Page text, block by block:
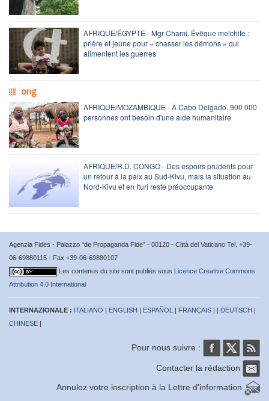
AFRIQUE/ÉGYPTE - Mgr Chami, Évêque melchite :
prière et jeûne pour « chasser les démons » qui
alimentent les guerres
ong
AFRIQUE/MOZAMBIQUE - À Cabo Delgado, 900 000
personnes ont besoin d'une aide humanitaire
AFRIQUE/R.D. CONGO - Des espoirs prudents pour
un retour à la paix au Sud-Kivu, mais la situation au
Nord-Kivu et en Ituri reste préoccupante
Agenzia Fides - Palazzo “de Propaganda Fide” - 00120 - Città del Vaticano Tel. +39-
06-69880115 - Fax +39-06-69880107
Les contenus du site sont publiés sous Licence Creative Commons
Attribution 4.0 International
INTERNAZIONALE : ITALIANO | ENGLISH | ESPAÑOL | FRANÇAIS | | DEUTSCH |
CHINESE |
Pour nous suivre :
Contacter la rédaction
Annulez votre inscription à la Lettre d'information